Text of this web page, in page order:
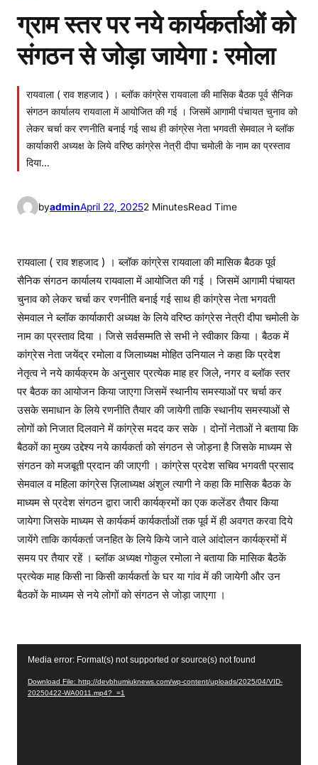
ग्राम स्तर पर नये कार्यकर्ताओं को
संगठन से जोड़ा जायेगा : रमोला
रायवाला ( राव शहजाद ) । ब्लॉक कांग्रेस रायवाला की मासिक बैठक पूर्व सैनिक
संगठन कार्यालय रायवाला में आयोजित की गई । जिसमें आगामी पंचायत चुनाव को
लेकर चर्चा कर रणनीति बनाई गई साथ ही कांग्रेस नेता भगवती सेमवाल ने ब्लॉक
कार्याकारी अध्यक्ष के लिये वरिष्ठ कांग्रेस नेत्री दीपा चमोली के नाम का प्रस्ताव
दिया…
byadminApril 22, 20252 MinutesRead Time
रायवाला ( राव शहजाद ) । ब्लॉक कांग्रेस रायवाला की मासिक बैठक पूर्व
सैनिक संगठन कार्यालय रायवाला में आयोजित की गई । जिसमें आगामी पंचायत
चुनाव को लेकर चर्चा कर रणनीति बनाई गई साथ ही कांग्रेस नेता भगवती
सेमवाल ने ब्लॉक कार्याकारी अध्यक्ष के लिये वरिष्ठ कांग्रेस नेत्री दीपा चमोली के
नाम का प्रस्ताव दिया । जिसे सर्वसम्मति से सभी ने स्वीकार किया । बैठक में
कांग्रेस नेता जयेंद्र रमोला व जिलाध्यक्ष मोहित उनियाल ने कहा कि प्रदेश
नेतृत्व ने नये कार्यक्रम के अनुसार प्रत्येक माह हर जिले, नगर व ब्लॉक स्तर
पर बैठक का आयोजन किया जाएगा जिसमें स्थानीय समस्याओं पर चर्चा कर
उसके समाधान के लिये रणनीति तैयार की जायेगी ताकि स्थानीय समस्याओं से
लोगों को निजात दिलवाने में कांग्रेस मदद कर सके । दोनों नेताओं ने बताया कि
बैठकों का मुख्य उद्देश्य नये कार्यकर्ता को संगठन से जोड़ना है जिसके माध्यम से
संगठन को मजबूती प्रदान की जाएगी । कांग्रेस प्रदेश सचिव भगवती प्रसाद
सेमवाल व महिला कांग्रेस ज़िलाध्यक्ष अंशुल त्यागी ने कहा कि मासिक बैठक के
माध्यम से प्रदेश संगठन द्वारा जारी कार्यक्रमों का एक कलेंडर तैयार किया
जायेगा जिसके माध्यम से कार्यकर्म कार्यकर्ताओं तक पूर्व में ही अवगत करवा दिये
जायेंगे ताकि कार्यकर्ता जनहित के लिये किये जाने वाले आंदोलन कार्यक्रमों में
समय पर तैयार रहें । ब्लॉक अध्यक्ष गोकुल रमोला ने बताया कि मासिक बैठकें
प्रत्येक माह किसी ना किसी कार्यकर्ता के घर या गांव में की जायेगी और उन
बैठकों के माध्यम से नये लोगों को संगठन से जोड़ा जाएगा ।
Media error: Format(s) not supported or source(s) not found
Download File: http://devbhumiuknews.com/wp-content/uploads/2025/04/VID-
20250422-WA0011.mp4?_=1